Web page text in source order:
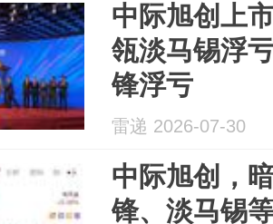
中际旭创上
瓴淡马锡浮
锋浮亏
雷递 2026-07-30
中际旭创，
锋、淡马锡